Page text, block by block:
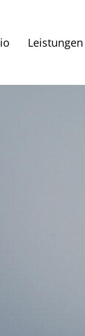
Leistungen